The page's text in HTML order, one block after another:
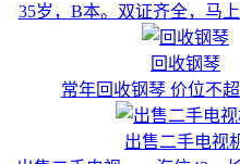
35岁，B本。双证齐全，马
回收钢琴
常年回收钢琴 价位不
出售二手电视